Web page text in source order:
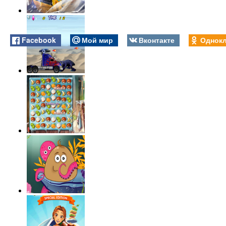
Facebook Мой мир Вконтакте